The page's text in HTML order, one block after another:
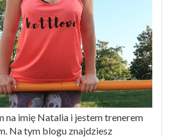
na imię Natalia i jestem trenerem
Na tym blogu znajdziesz